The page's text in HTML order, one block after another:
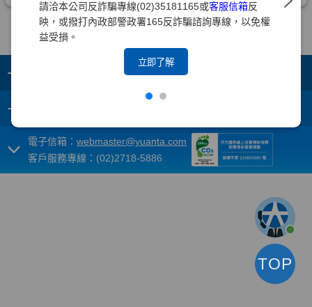
請洽本公司反詐騙專線(02)35181165或客服信箱反
映，或撥打內政部警政署165反詐騙諮詢專線，以免權
益受損。
立即了解
+
+
電子信箱： webmaster@yuanta.com
客戶服務專線：(02)2718-5886
TOP